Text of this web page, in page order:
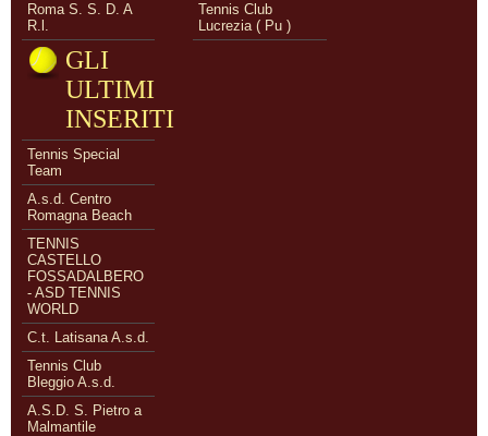
Roma S. S. D. A
R.l.
Tennis Club
Lucrezia ( Pu )
GLI
ULTIMI
INSERITI
Tennis Special
Team
A.s.d. Centro
Romagna Beach
TENNIS
CASTELLO
FOSSADALBERO
- ASD TENNIS
WORLD
C.t. Latisana A.s.d.
Tennis Club
Bleggio A.s.d.
A.S.D. S. Pietro a
Malmantile